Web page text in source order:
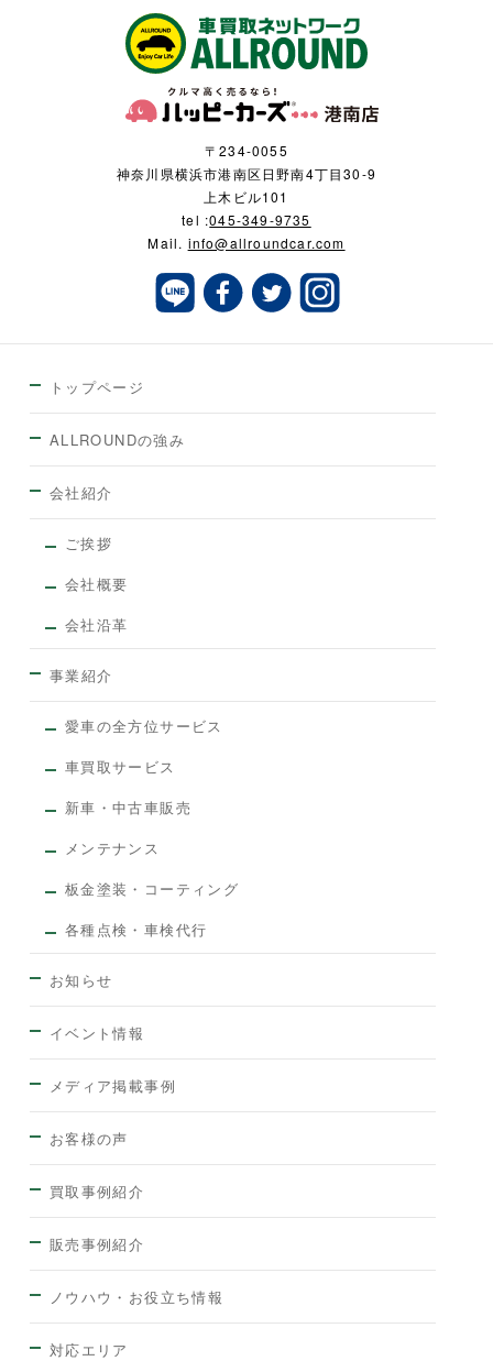
〒234-0055
神奈川県横浜市港南区日野南4丁目30-9
上木ビル101
tel :045-349-9735
Mail. info@allroundcar.com
トップページ
ALLROUNDの強み
会社紹介
ご挨拶
会社概要
会社沿革
事業紹介
愛車の全方位サービス
車買取サービス
新車・中古車販売
メンテナンス
板金塗装・コーティング
各種点検・車検代行
お知らせ
イベント情報
メディア掲載事例
お客様の声
買取事例紹介
販売事例紹介
ノウハウ・お役立ち情報
対応エリア